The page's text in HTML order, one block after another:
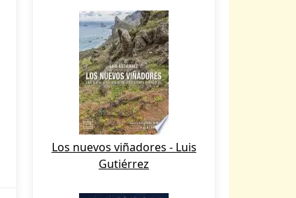
Los nuevos viñadores - Luis
Gutiérrez